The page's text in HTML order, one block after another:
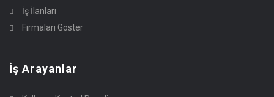
İş İlanları
Firmaları Göster
İş Arayanlar